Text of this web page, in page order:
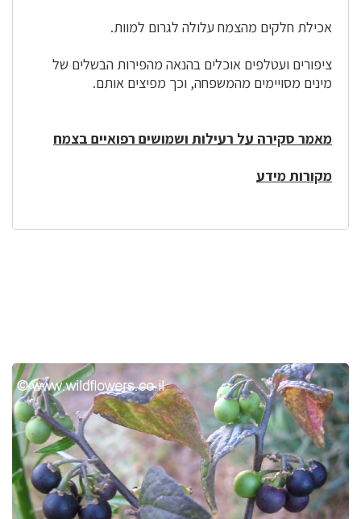
אכילת חלקים מהצמח עלולה לגרום למוות.
ציפורים ועטלפים אוכלים בהנאה מהפירות הבשלים של
מינים מסויימים מהמשפחה, וכך מפיצים אותם.
מאמר סקירה על רעילות ושמושים רפואיים בצמח
מקורות מידע
תמונות